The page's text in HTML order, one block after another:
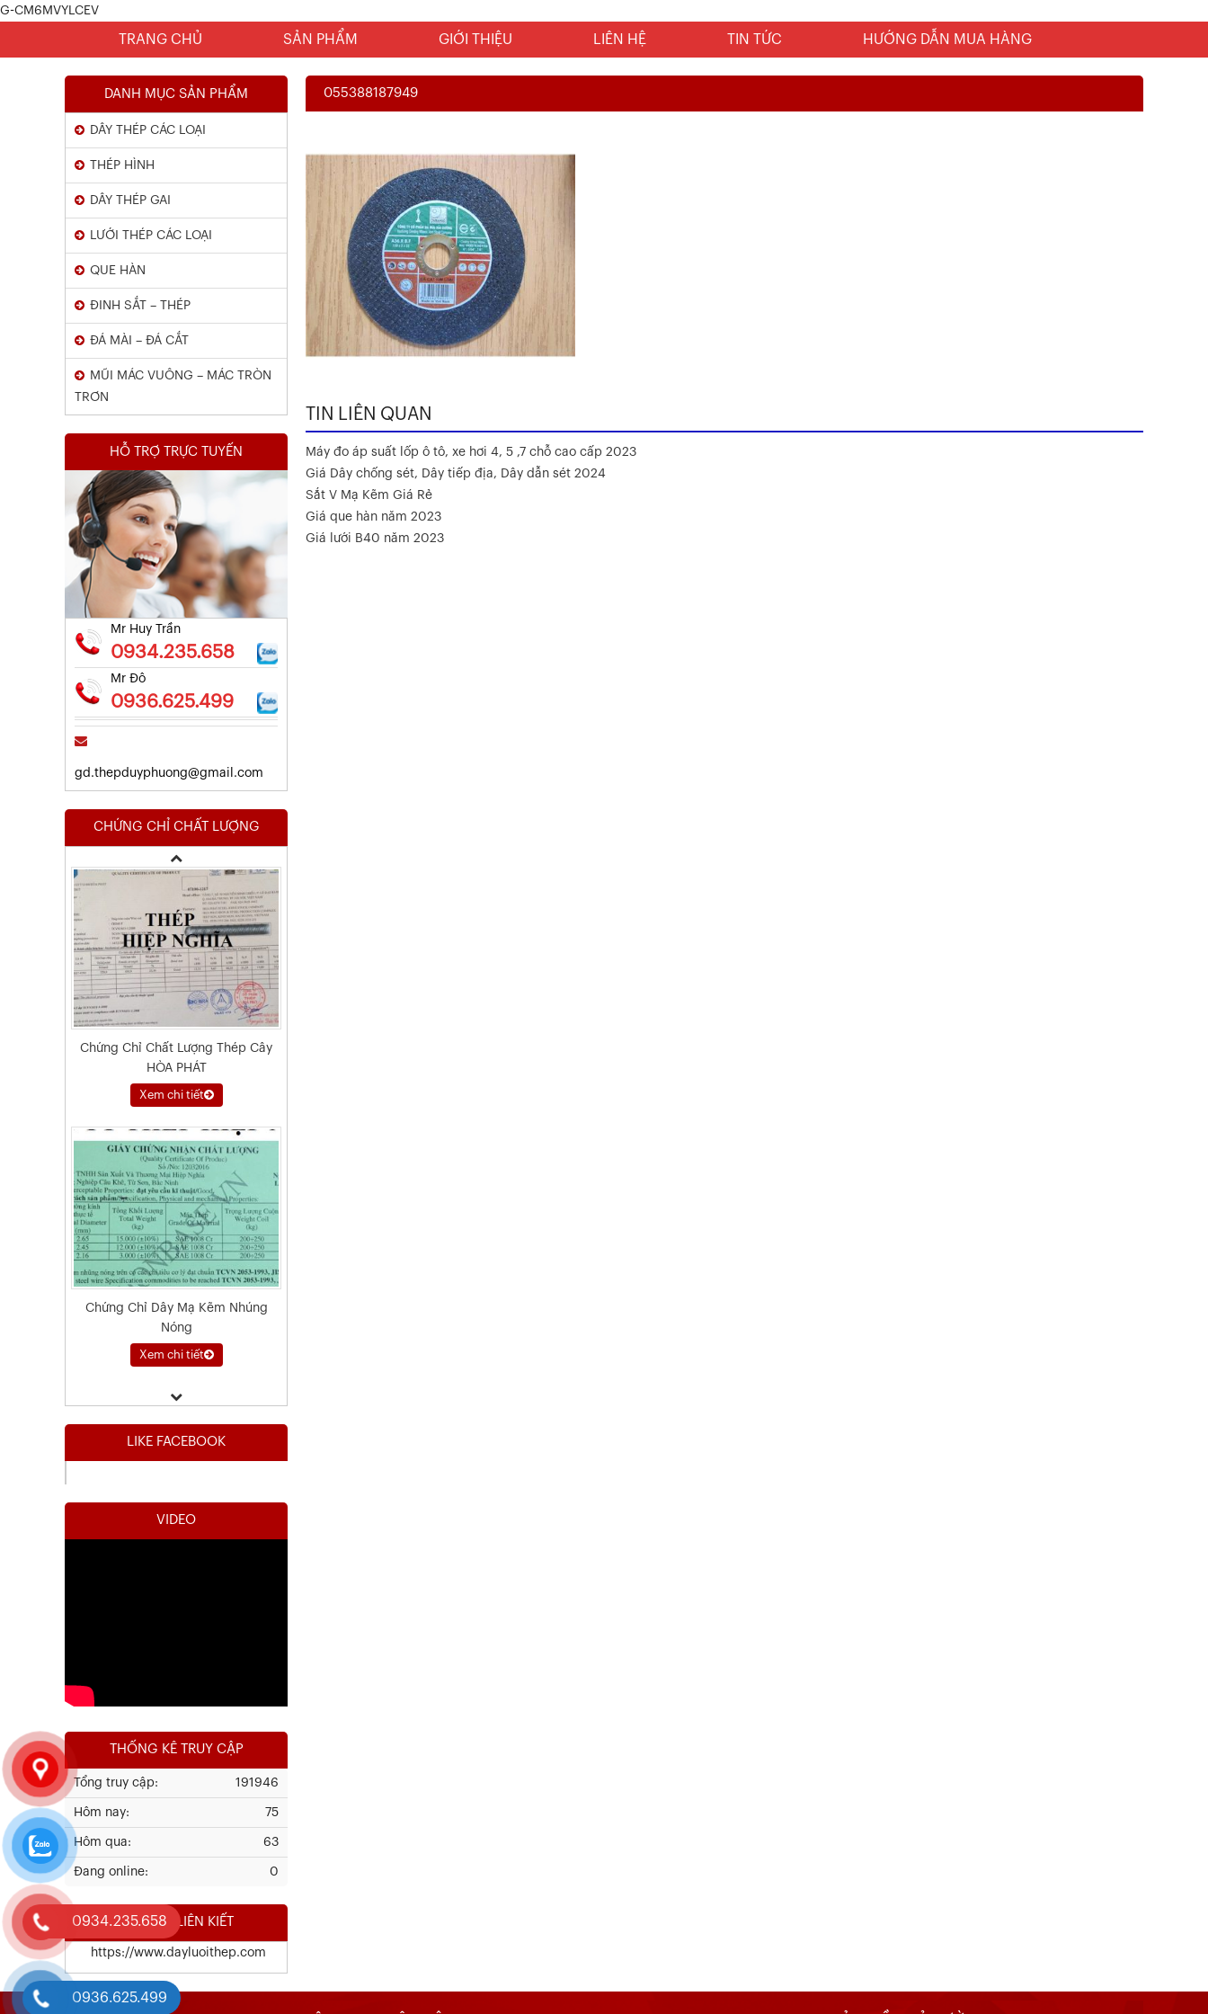
G-CM6MVYLCEV
TRANG CHỦ SẢN PHẨM GIỚI THIỆU LIÊN HỆ TIN TỨC HƯỚNG DẪN MUA HÀNG
055388187949
TIN LIÊN QUAN
Máy đo áp suất lốp ô tô, xe hơi 4, 5 ,7 chỗ cao cấp 2023
Giá Dây chống sét, Dây tiếp địa, Dây dẫn sét 2024
Sắt V Mạ Kẽm Giá Rẻ
Giá que hàn năm 2023
Giá lưới B40 năm 2023
DANH MỤC SẢN PHẨM
DÂY THÉP CÁC LOẠI
THÉP HÌNH
DÂY THÉP GAI
LƯỚI THÉP CÁC LOẠI
QUE HÀN
ĐINH SẮT – THÉP
ĐÁ MÀI – ĐÁ CẮT
MŨI MÁC VUÔNG – MÁC TRÒN
TRƠN
HỖ TRỢ TRỰC TUYẾN
Mr Huy Trần
0934.235.658
Mr Đô
0936.625.499
gd.thepduyphuong@gmail.com
CHỨNG CHỈ CHẤT LƯỢNG
Chứng Chỉ Dây Mạ Kẽm Nhúng
Nóng
Kết Quả Thử Nghiệm Lưới Tô Tường
Xem chi tiết
Kết Quả Thử Nghiệm Lưới Tô Tường
Chứng Chỉ Chất Lượng Thép Cây
HÒA PHÁT
Xem chi tiết
Chứng Chỉ Dây Mạ Kẽm Nhúng
Nóng
Xem chi tiết
Kết Quả Thử Nghiệm Lưới Tô Tường
Xem chi tiết
LIKE FACEBOOK
VIDEO
THỐNG KÊ TRUY CẬP
191946
Tổng truy cập:
75
Hôm nay:
63
Hôm qua:
0
Đang online:
WEBSITE LIÊN KIẾT
https://www.dayluoithep.com
0934.235.658
0936.625.499